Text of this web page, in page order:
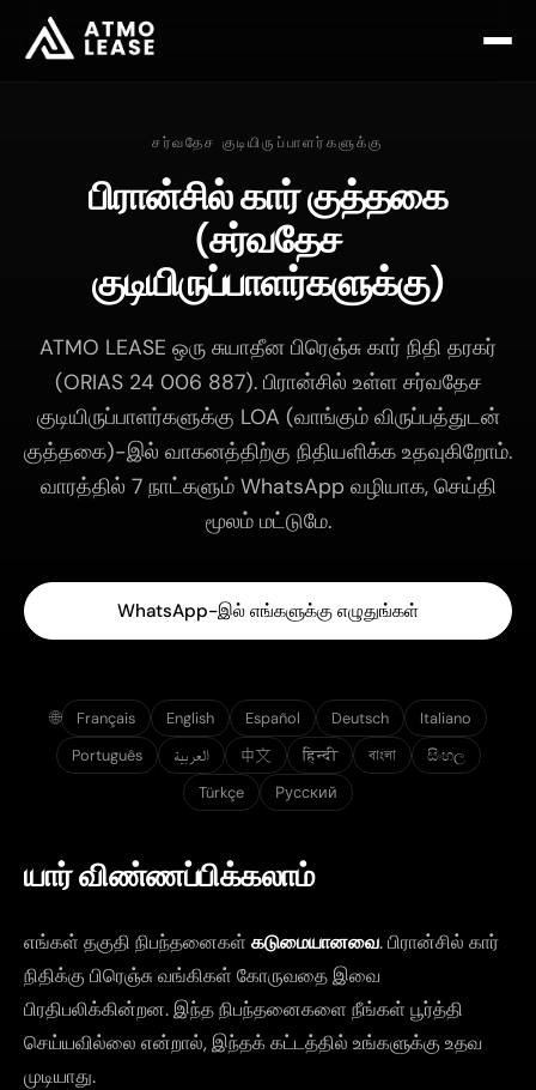
சர்வதேச குடியிருப்பாளர்களுக்கு
பிரான்சில் கார் குத்தகை
(சர்வதேச
குடியிருப்பாளர்களுக்கு)
ATMO LEASE ஒரு சுயாதீன பிரெஞ்சு கார் நிதி தரகர்
(ORIAS 24 006 887). பிரான்சில் உள்ள சர்வதேச
குடியிருப்பாளர்களுக்கு LOA (வாங்கும் விருப்பத்துடன்
குத்தகை)-இல் வாகனத்திற்கு நிதியளிக்க உதவுகிறோம்.
வாரத்தில் 7 நாட்களும் WhatsApp வழியாக, செய்தி
மூலம் மட்டுமே.
WhatsApp-இல் எங்களுக்கு எழுதுங்கள்
🌐 Français English Español Deutsch
Italiano
Português
العربية 中文 हिन्दी বাংলা
සිංහල
Türkçe
Русский
யார் விண்ணப்பிக்கலாம்
எங்கள் தகுதி நிபந்தனைகள் கடுமையானவை. பிரான்சில் கார்
நிதிக்கு பிரெஞ்சு வங்கிகள் கோருவதை இவை
பிரதிபலிக்கின்றன. இந்த நிபந்தனைகளை நீங்கள் பூர்த்தி
செய்யவில்லை என்றால், இந்தக் கட்டத்தில் உங்களுக்கு உதவ
முடியாது.